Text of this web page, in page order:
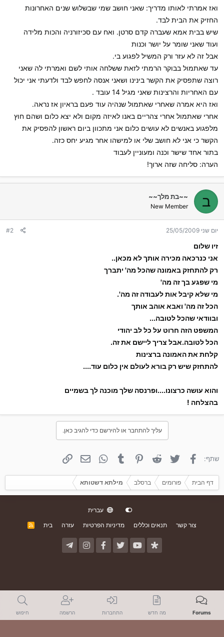
ואז אמרתי לאותו מדריך: שאני חושב שמי שבשלוש שנים האחרונות
החזיק את הבית לבד.
שיש בבית אמא שעברה קדם סרטן. ואח עם סכיזורניה והכות מלידה
ועוד שאני שומר על יושר וכנות
אבל זה לא עזר ורק המשיל לפגוע בי.
עד שאתמול בבוקר הרמתי לזאת ששלחה אותי לשם ואמרתי לה שאני
רוצה שתפסיק את הקשר בינינו ושאני אנסה לחפש לבד ולדעתי אני יכול
עם האחריות והרצינות שאני מגיל 14 עובד .
ואז היא אמרה שאחרי שאתמול שנהיה עוד פעם בראיון אז נראה.
אחרי שאתמול אחרי צהריים באנו לאיזה מקום ולא יצא כלום ושהם חוץ
מלפגוע באנשים לא עושים כלום אני מתכוון ביום ראשון להפסיק את
הקשר כי אני לא חושב שלי או למישהו אחר מגיע יחס כזה.
בתור אחד שישר וכנה ומעוניין לעבוד
הערה: סליחה שזה ארוך!
ב ~~בת מלך~~
New Member
יום שני 25/05/2009 #2
זיו שלום
אני כנרכאה מכירה אותך לא מכאן..
רק להתחזק באמונה שהכל מה' יתברך
מי שפגע בך זה מה'
מי שלא קיבל אות לעבודה זה מה'.
הכל זה מה' ואבא אוהב אותך
ובוודאי שהכל לטובה...
המשפט הזה חרוט על כל לב יהודי
הכל לטובה.אבל צריך ליישם את זה.
קלחת את האמונה ברצינות
להתחזק שיש רק בורא לעולם אין כלום עוד....
והוא עושה כרצונו....ופרנסה שלך מוכנה לך בשמיים
בהצלחה !
עליך להתחבר או להירשם כדי להגיב כאן.
שתף: פייסבוק טוויטר Reddit פינטרסט Tumblr
WhatsApp
אימייל
דף הבית פורומים ברסלב מילתא דשטותא
עברית
צור קשר
תנאים וכללים מדיניות הפרטיות עזרה בית
R
Forums מה חדש התחברות הרשמה חיפוש